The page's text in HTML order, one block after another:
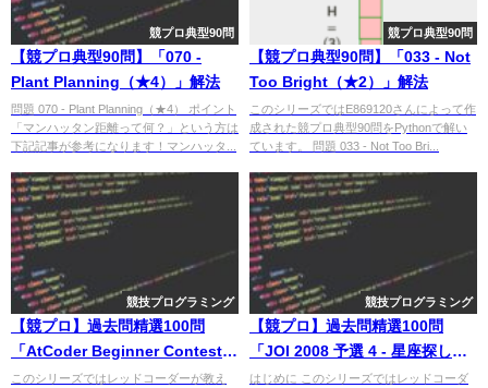
競プロ典型90問
【競プロ典型90問】「070 -
Plant Planning（★4）」解法
問題 070 - Plant Planning（★4） ポイント
「マンハッタン距離って何？」という方は
下記記事が参考になります！マンハッタ...
競プロ典型90問
【競プロ典型90問】「033 - Not
Too Bright（★2）」解法
このシリーズではE869120さんによって作
成された競プロ典型90問をPythonで解い
ています。 問題 033 - Not Too Bri...
競技プログラミング
【競プロ】過去問精選100問
「AtCoder Beginner Contest
002 D - 派閥」解法
このシリーズではレッドコーダーが教え
競技プログラミング
【競プロ】過去問精選100問
「JOI 2008 予選 4 - 星座探し」
解法
はじめに このシリーズではレッドコーダ